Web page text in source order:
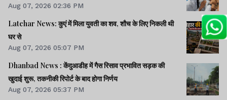
Aug 07, 2026 02:36 PM
Latehar News: कुएं में मिला युवती का शव, शौच के लिए निकली थी
घर से
Aug 07, 2026 05:07 PM
Dhanbad News : केंदुआडीह में गैस रिसाव प्रभावित सड़क की
खुदाई शुरू, तकनीकी रिपोर्ट के बाद होगा निर्णय
Aug 07, 2026 05:37 PM